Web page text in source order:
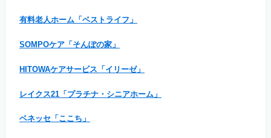
有料老人ホーム「ベストライフ」
SOMPOケア「そんぽの家」
HITOWAケアサービス「イリーゼ」
レイクス21「プラチナ・シニアホーム」
ベネッセ「ここち」